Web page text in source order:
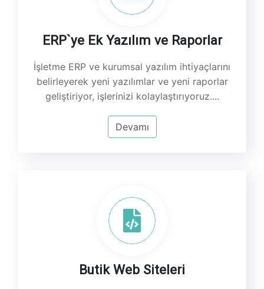
ERP`ye Ek Yazılım ve Raporlar
İşletme ERP ve kurumsal yazılım ihtiyaçlarını
belirleyerek yeni yazılımlar ve yeni raporlar
geliştiriyor, işlerinizi kolaylaştırıyoruz....
Devamı
Butik Web Siteleri